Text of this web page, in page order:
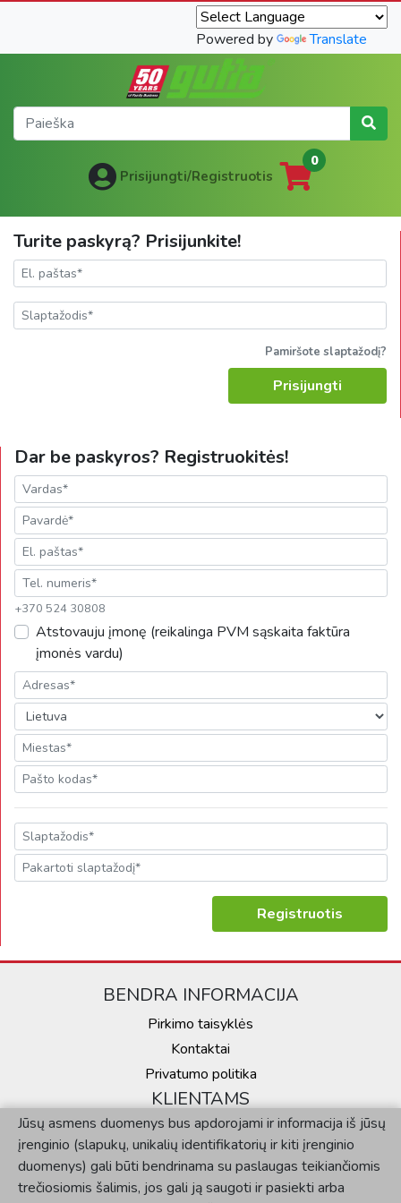
Powered by Translate
Prisijungti/Registruotis
0
Turite paskyrą? Prisijunkite!
Pamiršote slaptažodį?
Prisijungti
Dar be paskyros? Registruokitės!
+370 524 30808
Atstovauju įmonę (reikalinga PVM sąskaita faktūra
įmonės vardu)
Registruotis
BENDRA INFORMACIJA
Pirkimo taisyklės
Kontaktai
Privatumo politika
KLIENTAMS
Mano paskyra
Užsakymų istorija
SOCIALINĖ SKLAIDA
Jūsų asmens duomenys bus apdorojami ir informacija iš jūsų
įrenginio (slapukų, unikalių identifikatorių ir kiti įrenginio
duomenys) gali būti bendrinama su paslaugas teikiančiomis
trečiosiomis šalimis, jos gali ją saugoti ir pasiekti arba
minėtą informaciją gali naudoti ši svetainė ar programa.
Kai kurie paslaugų teikėjai gali apdoroti jūsų asmens